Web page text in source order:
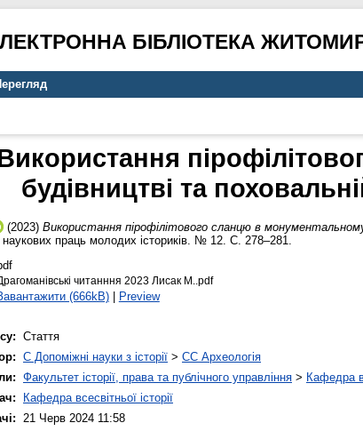
БІБЛІОТЕКА
будівництві та
(2023) Використання пірофілітового сланцю в
наукових праць молодих істориків. № 12. С. 278–281.
читанння 2023 Лисак М..pdf
(666kB)| Preview
Стаття
C Допоміжні науки з історії > CC Археологія
Факультет історії, права та публічного управління > Кафедра
Кафедра всесвітньої історії
21 Черв 2024 11:58